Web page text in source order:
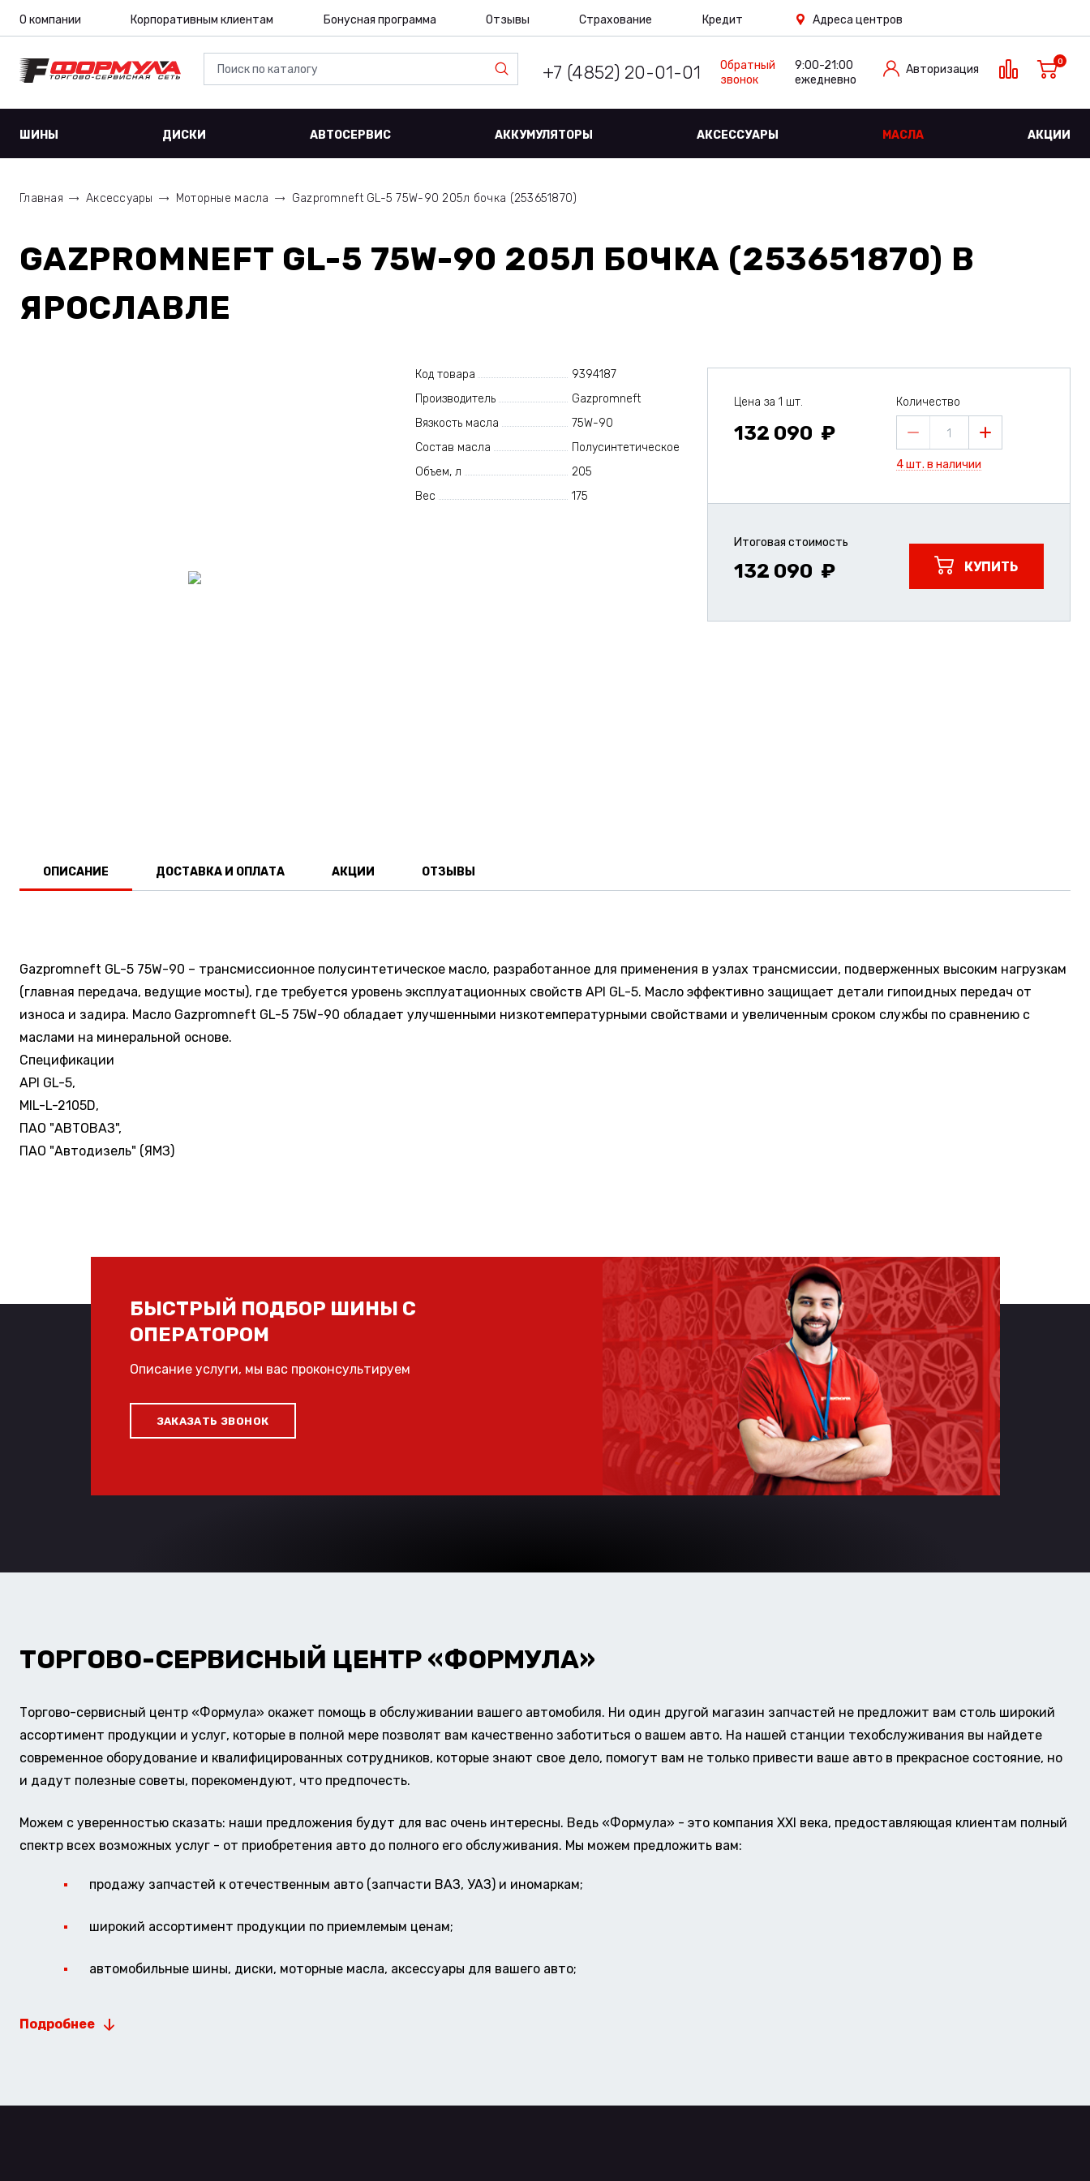
О компании Корпоративным клиентам Бонусная программа Отзывы Страхование Кредит Адреса центров
+7 (4852) 20-01-01
Обратный
звонок
9:00-21:00
ежедневно
Авторизация
0
ШИНЫ ДИСКИ АВТОСЕРВИС АККУМУЛЯТОРЫ АКСЕССУАРЫ МАСЛА АКЦИИ
Главная Аксессуары Моторные масла Gazpromneft GL-5 75W-90 205л бочка (253651870)
GAZPROMNEFT GL-5 75W-90 205Л БОЧКА (253651870) В
ЯРОСЛАВЛЕ
Код товара
9394187
Производитель
Gazpromneft
Вязкость масла
75W-90
Состав масла
Полусинтетическое
Объем, л
205
Вес
175
Цена за 1 шт.
132 090
Количество
1
4 шт. в наличии
Итоговая стоимость
132 090 КУПИТЬ
ОПИСАНИЕ ДОСТАВКА И ОПЛАТА АКЦИИ ОТЗЫВЫ
Gazpromneft GL-5 75W-90 – трансмиссионное полусинтетическое масло, разработанное для применения в узлах трансмиссии, подверженных высоким нагрузкам
(главная передача, ведущие мосты), где требуется уровень эксплуатационных свойств API GL-5. Масло эффективно защищает детали гипоидных передач от
износа и задира. Масло Gazpromneft GL-5 75W-90 обладает улучшенными низкотемпературными свойствами и увеличенным сроком службы по сравнению с
маслами на минеральной основе.
Спецификации
API GL-5,
MIL-L-2105D,
ПАО "АВТОВАЗ",
ПАО "Автодизель" (ЯМЗ)
БЫСТРЫЙ ПОДБОР ШИНЫ С
ОПЕРАТОРОМ
Описание услуги, мы вас проконсультируем
ЗАКАЗАТЬ ЗВОНОК
ТОРГОВО-СЕРВИСНЫЙ ЦЕНТР «ФОРМУЛА»
Торгово-сервисный центр «Формула» окажет помощь в обслуживании вашего автомобиля. Ни один другой магазин запчастей не предложит вам столь широкий
ассортимент продукции и услуг, которые в полной мере позволят вам качественно заботиться о вашем авто. На нашей станции техобслуживания вы найдете
современное оборудование и квалифицированных сотрудников, которые знают свое дело, помогут вам не только привести ваше авто в прекрасное состояние, но
и дадут полезные советы, порекомендуют, что предпочесть.
Можем с уверенностью сказать: наши предложения будут для вас очень интересны. Ведь «Формула» - это компания XXI века, предоставляющая клиентам полный
спектр всех возможных услуг - от приобретения авто до полного его обслуживания. Мы можем предложить вам:
продажу запчастей к отечественным авто (запчасти ВАЗ, УАЗ) и иномаркам;
широкий ассортимент продукции по приемлемым ценам;
автомобильные шины, диски, моторные масла, аксессуары для вашего авто;
Подробнее